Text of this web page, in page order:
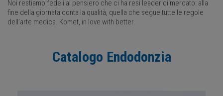
Noi restiamo fedeli al pensiero che ci ha resi leader di mercato: alla
fine della giornata conta la qualità, quella che segue tutte le regole
dell’arte medica. Komet, in love with better.
Catalogo Endodonzia